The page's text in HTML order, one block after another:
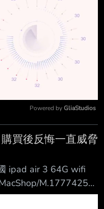
Powered by GliaStudios
買後反悔一直威脅
ipad air 3 64G wifi
M.17774255
殺價購買後反悔，說